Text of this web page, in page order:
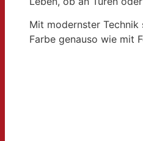
Mit modernster
Farbe genauso wie mit